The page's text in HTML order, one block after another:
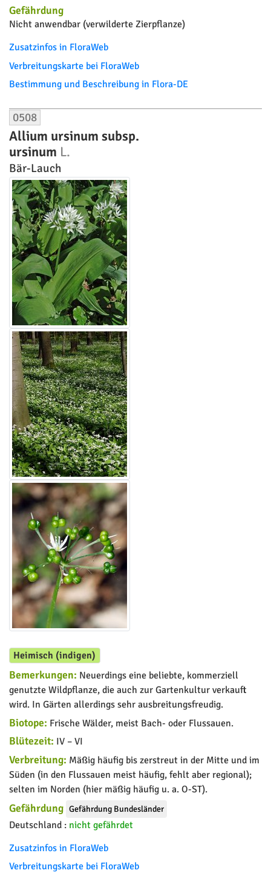
Gefährdung
Nicht anwendbar (verwilderte Zierpflanze)
Zusatzinfos in FloraWeb
Verbreitungskarte bei FloraWeb
Bestimmung und Beschreibung in Flora-DE
0508
Allium ursinum subsp.
ursinum L.
Bär-Lauch
Heimisch (indigen)
Bemerkungen: Neuerdings eine beliebte, kommerziell
genutzte Wildpflanze, die auch zur Gartenkultur verkauft
wird. In Gärten allerdings sehr ausbreitungsfreudig.
Biotope: Frische Wälder, meist Bach- oder Flussauen.
Blütezeit: IV – VI
Verbreitung: Mäßig häufig bis zerstreut in der Mitte und im
Süden (in den Flussauen meist häufig, fehlt aber regional);
selten im Norden (hier mäßig häufig u. a. O-ST).
Gefährdung Gefährdung Bundesländer
Deutschland : nicht gefährdet
Zusatzinfos in FloraWeb
Verbreitungskarte bei FloraWeb